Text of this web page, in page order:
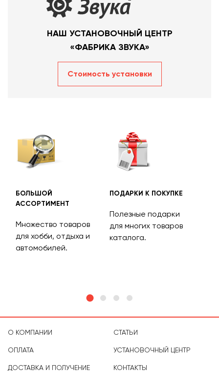
НАШ УСТАНОВОЧНЫЙ ЦЕНТР
«ФАБРИКА ЗВУКА»
Стоимость уcтановки
БОЛЬШОЙ
АССОРТИМЕНТ
Множество товаров
для хобби, отдыха и
автомобилей.
ПОДАРКИ К ПОКУПКЕ
Полезные подарки
для многих товаров
каталога.
О КОМПАНИИ
ОПЛАТА
ДОСТАВКА И ПОЛУЧЕНИЕ
СТАТЬИ
УСТАНОВОЧНЫЙ ЦЕНТР
КОНТАКТЫ